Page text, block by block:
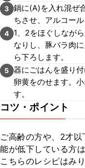
3 鍋に(A)を入れ混ぜ
ちさせ、アルコール
4
1、2をほぐしなが
なりし、豚バラ肉
ら下ろします。
5 器にごはんを盛り
卵黄をのせます。
す。
コツ・ポイント
ご高齢の方や、2才
能が低下している方
こちらのレシピはみ